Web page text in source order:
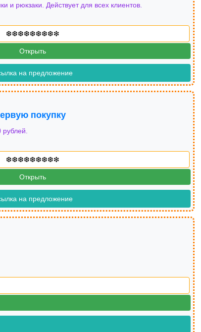
и рюкзаки. Действует для всех клиентов.
Открыть
на предложение
покупку
Открыть
на предложение